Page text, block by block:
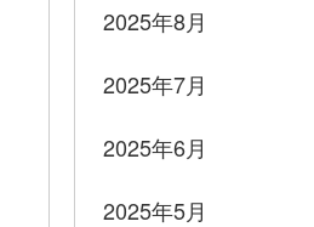
2025年8月
2025年7月
2025年6月
2025年5月